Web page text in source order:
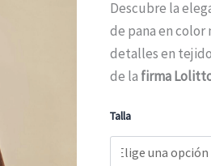
Descubre la
de pana en
detalles en
de la firma
Talla
erizo
invierno
cantidad